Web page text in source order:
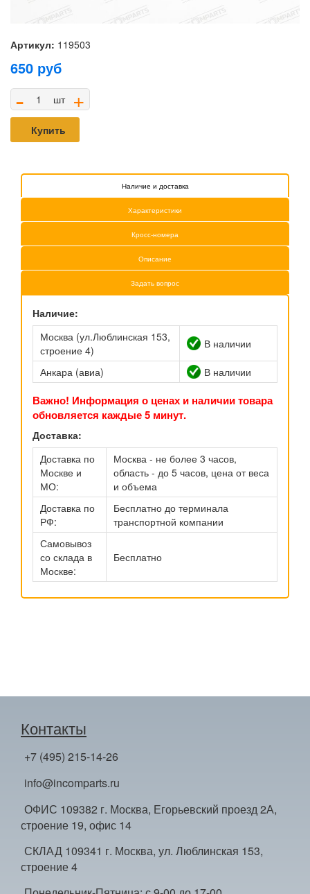
Артикул: 119503
650 руб
- шт +
Купить
Наличие и доставка
Характеристики
Кросс-номера
Описание
Задать вопрос
Наличие:
Москва (ул.Люблинская 153,
строение 4)
В наличии
Анкара (авиа) В наличии
Важно! Информация о ценах и наличии товара
обновляется каждые 5 минут.
Доставка:
Доставка по
Москве и
МО:
Москва - не более 3 часов,
область - до 5 часов, цена от веса
и объема
Доставка по
РФ:
Бесплатно до терминала
транспортной компании
Самовывоз
со склада в
Москве:
Бесплатно
Контакты
+7 (495) 215-14-26
info@incomparts.ru
ОФИС 109382 г. Москва, Егорьевский проезд 2А,
строение 19, офис 14
СКЛАД 109341 г. Москва, ул. Люблинская 153,
строение 4